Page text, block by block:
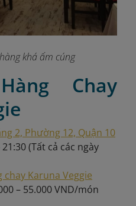
khá ấm cúng
Chay
2, Phường 12, Quận 10
21:30 (Tất cả các ngày
chay Karuna Veggie
– 55.000 VND/món